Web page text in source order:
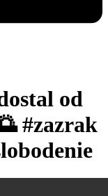
od
#zazrak